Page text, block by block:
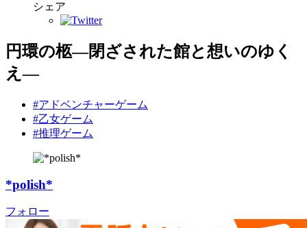
シェア
円環の柩―閉ざされた館と想いのゆく
え―
#アドベンチャーゲーム
#乙女ゲーム
#推理ゲーム
*polish*
フォロー